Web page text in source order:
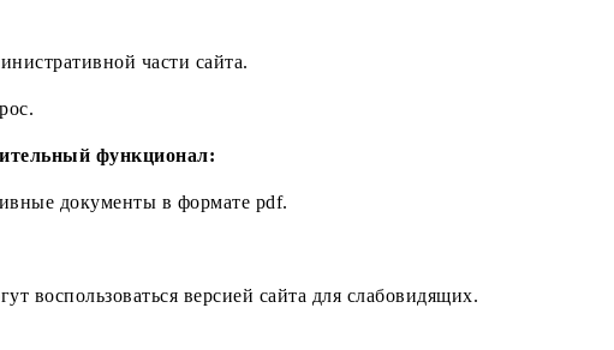
части сайта.
функционал:
документы в формате pdf.
воспользоваться версией сайта для слабовидящих.